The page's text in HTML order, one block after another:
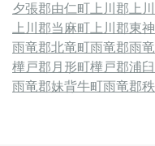
夕張郡由仁町 上川郡上
上川郡当麻町 上川郡東
雨竜郡北竜町雨竜郡雨
樺戸郡月形町樺戸郡浦
雨竜郡妹背牛町雨竜郡